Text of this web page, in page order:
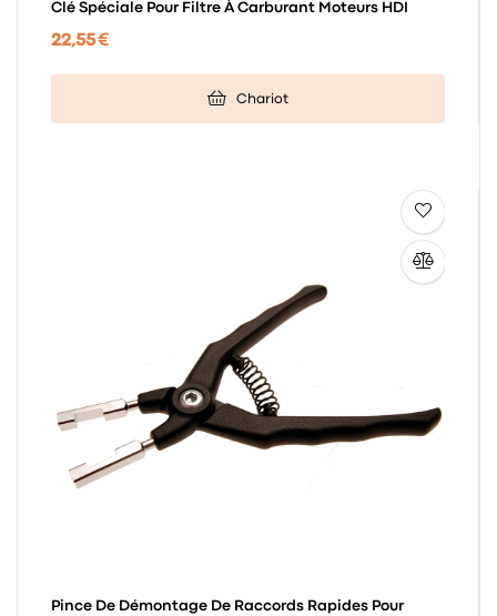
Clé Spéciale Pour Filtre À Carburant Moteurs HDI
22,55 €
Chariot
Pince De Démontage De Raccords Rapides Pour